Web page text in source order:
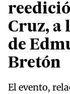
Cruz, a
de
Bretón
El evento,